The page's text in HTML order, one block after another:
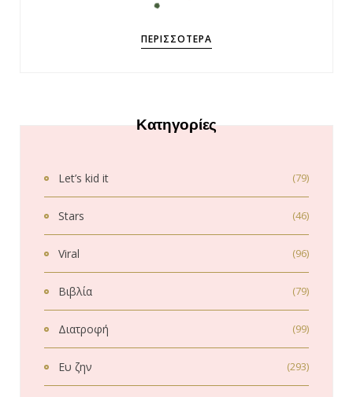
ΠΕΡΙΣΣΌΤΕΡΑ
Κατηγορίες
Let’s kid it (79)
Stars (46)
Viral (96)
Βιβλία (79)
Διατροφή (99)
Ευ ζην (293)